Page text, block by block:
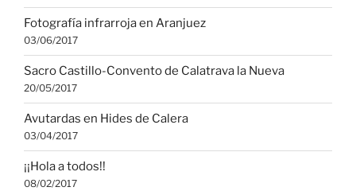
Fotografía infrarroja en Aranjuez
03/06/2017
Sacro Castillo-Convento de Calatrava la Nueva
20/05/2017
Avutardas en Hides de Calera
03/04/2017
¡¡Hola a todos!!
08/02/2017